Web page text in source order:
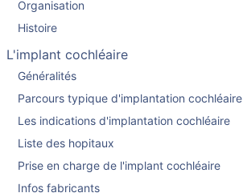
Organisation
Histoire
L'implant cochléaire
Généralités
Parcours typique d'implantation cochléaire
Les indications d'implantation cochléaire
Liste des hopitaux
Prise en charge de l'implant cochléaire
Infos fabricants